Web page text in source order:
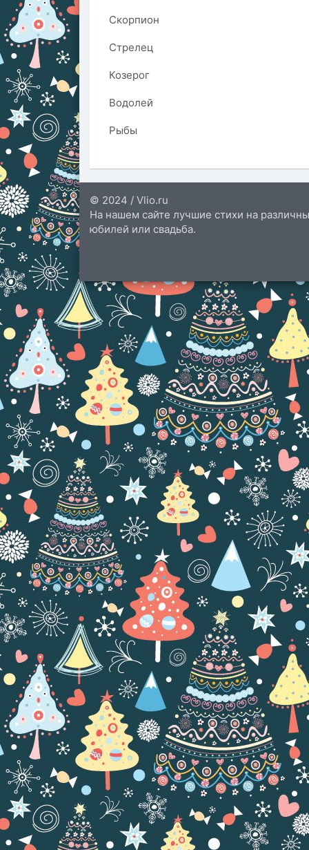
Скорпион
Стрелец
Козерог
Водолей
Рыбы
© 2024 / Vlio.ru
На нашем сайте лучшие стихи на
юбилей или свадьба.